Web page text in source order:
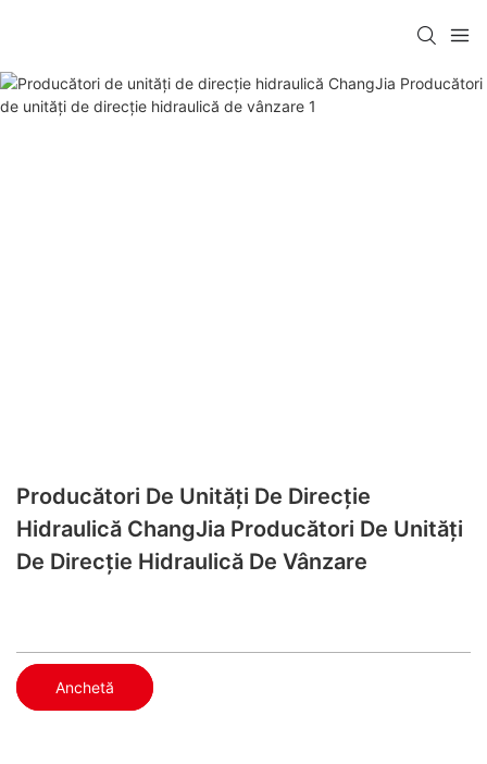
Producători De Unități De Direcție
Hidraulică ChangJia Producători De Unități
De Direcție Hidraulică De Vânzare
Anchetă